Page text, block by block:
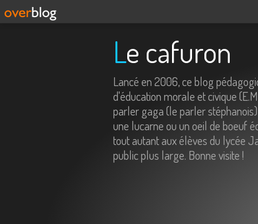
Le cafuron
Lancé en 2006, ce blog
d'éducation morale et civique
parler gaga (le parler
une lucarne ou un oeil de boeuf
tout autant aux élèves du lycée
public plus large. Bonne visite !